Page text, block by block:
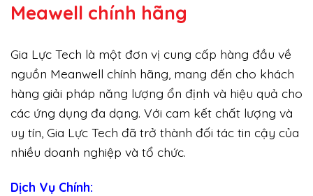
Meawell chính hãng
Gia Lực Tech là một đơn vị cung cấp hàng đầu về
nguồn Meanwell chính hãng, mang đến cho khách
hàng giải pháp năng lượng ổn định và hiệu quả cho
các ứng dụng đa dạng. Với cam kết chất lượng và
uy tín, Gia Lực Tech đã trở thành đối tác tin cậy của
nhiều doanh nghiệp và tổ chức.
Dịch Vụ Chính: